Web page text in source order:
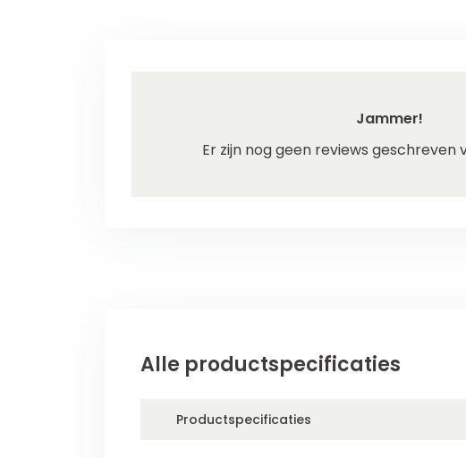
Jammer!
Er zijn nog geen reviews geschreven
Alle productspecificaties
Productspecificaties